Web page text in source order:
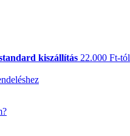
kiszállítás 22.000 Ft-tól